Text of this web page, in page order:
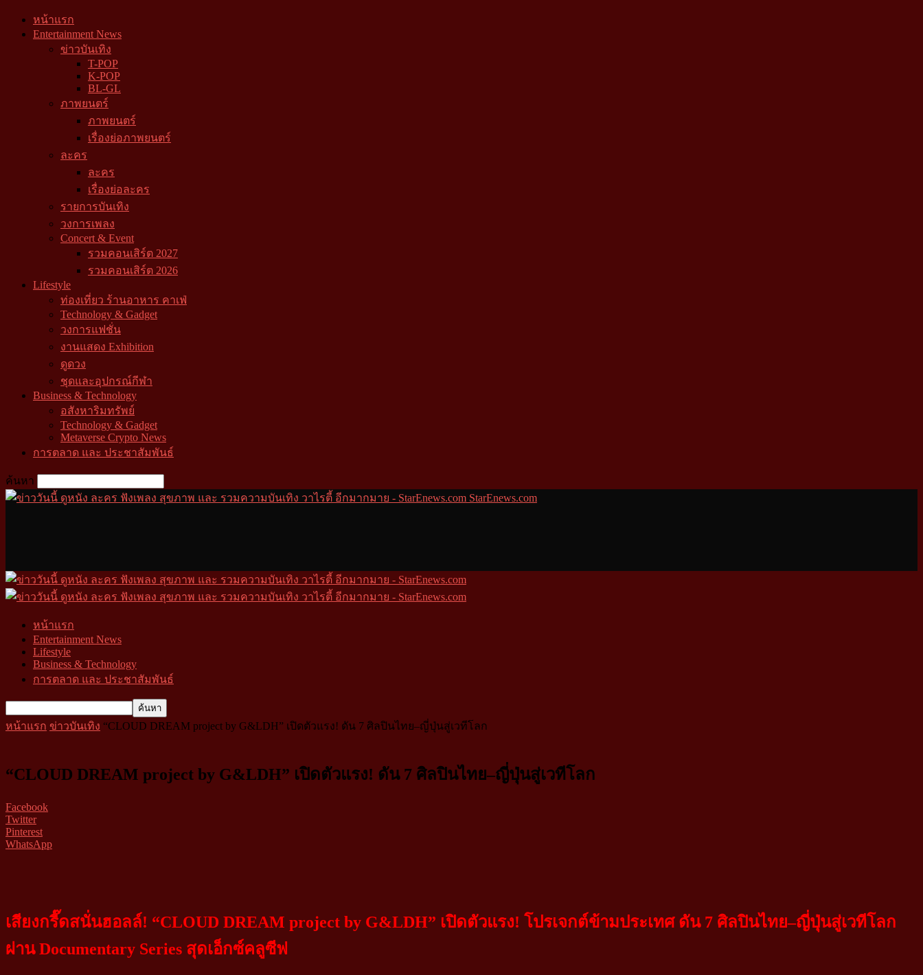
หน้าแรก
Entertainment News
ข่าวบันเทิง
T-POP
K-POP
BL-GL
ภาพยนตร์
ภาพยนตร์
เรื่องย่อภาพยนตร์
ละคร
ละคร
เรื่องย่อละคร
รายการบันเทิง
วงการเพลง
Concert & Event
รวมคอนเสิร์ต 2027
รวมคอนเสิร์ต 2026
Lifestyle
ท่องเที่ยว ร้านอาหาร คาเฟ่
Technology & Gadget
วงการแฟชั่น
งานแสดง Exhibition
ดูดวง
ชุดและอุปกรณ์กีฬา
Business & Technology
อสังหาริมทรัพย์
Technology & Gadget
Metaverse Crypto News
การตลาด และ ประชาสัมพันธ์
ค้นหา
StarEnews.com
หน้าแรก
Entertainment News
Lifestyle
Business & Technology
การตลาด และ ประชาสัมพันธ์
หน้าแรก ข่าวบันเทิง “CLOUD DREAM project by G&LDH” เปิดตัวแรง! ดัน 7 ศิลปินไทย–ญี่ปุ่นสู่เวทีโลก
“CLOUD DREAM project by G&LDH” เปิดตัวแรง! ดัน 7 ศิลปินไทย–ญี่ปุ่นสู่เวทีโลก
Facebook
Twitter
Pinterest
WhatsApp
เสียงกรี๊ดสนั่นฮอลล์! “CLOUD DREAM project by G&LDH” เปิดตัวแรง! โปรเจกต์ข้ามประเทศ ดัน 7 ศิลปินไทย–ญี่ปุ่นสู่เวทีโลก
ผ่าน Documentary Series สุดเอ็กซ์คลูซีฟ